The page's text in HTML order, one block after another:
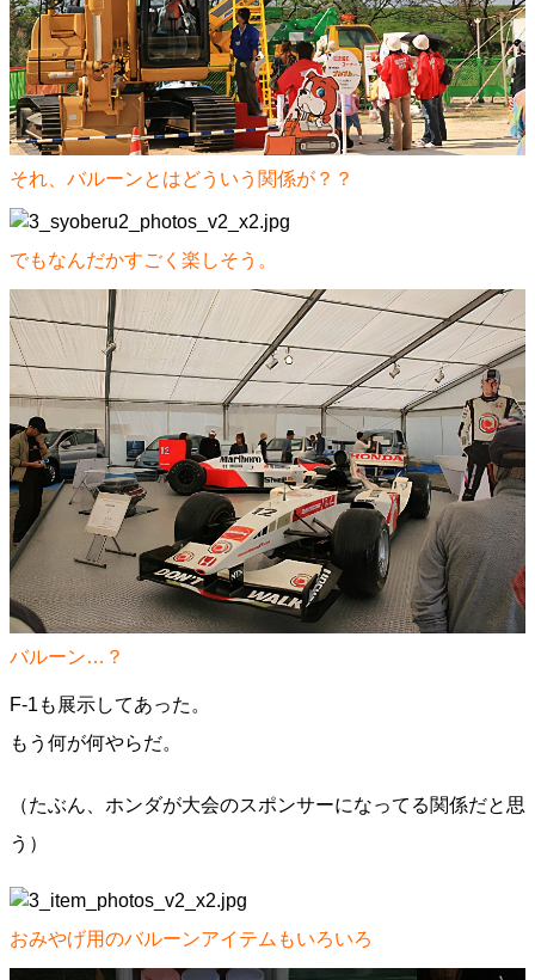
それ、バルーンとはどういう関係が？？
でもなんだかすごく楽しそう。
バルーン…？
F-1も展示してあった。
もう何が何やらだ。
（たぶん、ホンダが大会のスポンサーになってる関係だと思
う）
おみやげ用のバルーンアイテムもいろいろ